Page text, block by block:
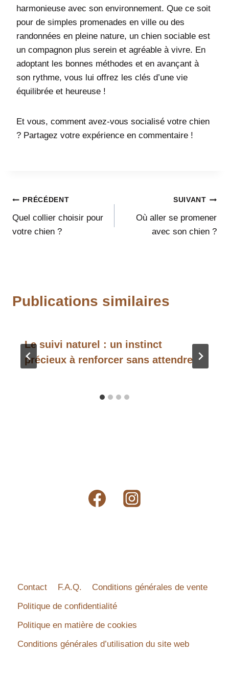
harmonieuse avec son environnement. Que ce soit
pour de simples promenades en ville ou des
randonnées en pleine nature, un chien sociable est
un compagnon plus serein et agréable à vivre. En
adoptant les bonnes méthodes et en avançant à
son rythme, vous lui offrez les clés d’une vie
équilibrée et heureuse !
Et vous, comment avez-vous socialisé votre chien
? Partagez votre expérience en commentaire !
Navigation
de
PRÉCÉDENT
Quel collier choisir pour
votre chien ?
SUIVANT
Où aller se promener
avec son chien ?
Publications similaires
Le suivi naturel : un instinct
précieux à renforcer sans attendre
Contact F.A.Q.
Conditions générales de vente
Politique de confidentialité
Politique en matière de cookies
Conditions générales d’utilisation du site web